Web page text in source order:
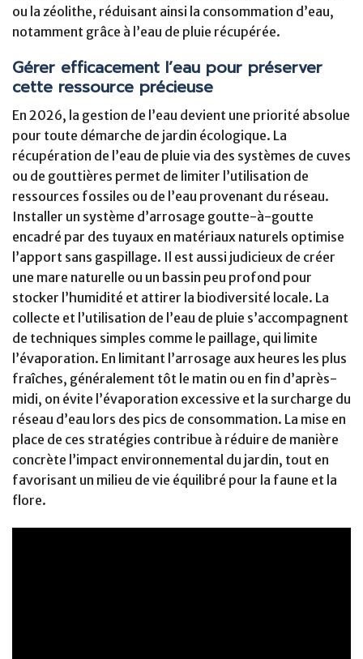
ou la zéolithe, réduisant ainsi la consommation d’eau,
notamment grâce à l’eau de pluie récupérée.
Gérer efficacement l’eau pour préserver
cette ressource précieuse
En 2026, la gestion de l’eau devient une priorité absolue
pour toute démarche de jardin écologique. La
récupération de l’eau de pluie via des systèmes de cuves
ou de gouttières permet de limiter l’utilisation de
ressources fossiles ou de l’eau provenant du réseau.
Installer un système d’arrosage goutte-à-goutte
encadré par des tuyaux en matériaux naturels optimise
l’apport sans gaspillage. Il est aussi judicieux de créer
une mare naturelle ou un bassin peu profond pour
stocker l’humidité et attirer la biodiversité locale. La
collecte et l’utilisation de l’eau de pluie s’accompagnent
de techniques simples comme le paillage, qui limite
l’évaporation. En limitant l’arrosage aux heures les plus
fraîches, généralement tôt le matin ou en fin d’après-
midi, on évite l’évaporation excessive et la surcharge du
réseau d’eau lors des pics de consommation. La mise en
place de ces stratégies contribue à réduire de manière
concrète l’impact environnemental du jardin, tout en
favorisant un milieu de vie équilibré pour la faune et la
flore.